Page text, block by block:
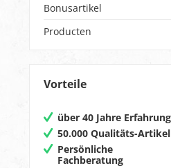
Bonusartikel
Producten
Vorteile
über 40 Jahre Erfahrung
50.000 Qualitäts-Artikel
Persönliche
Fachberatung